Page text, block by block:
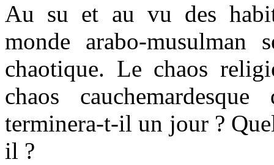
Au su et au vu des
monde arabo-musulman
chaotique. Le chaos
chaos
terminera-t-il un jour ?
il ?